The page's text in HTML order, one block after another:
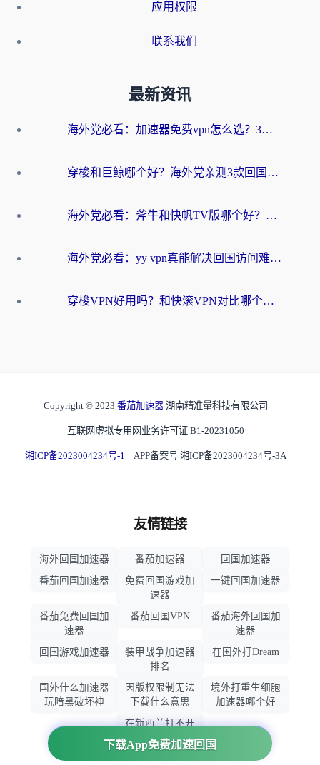
应用权限
联系我们
最新资讯
海外党必看：加速器免费vpn怎么选？3步教你无缝访问国内资源
穿梭和巨鲸哪个好？海外党亲测3款回国加速器，教你避开90%的坑
海外党必看：斧牛和快帆TV版哪个好？3分钟选对回国加速器，无缝刷B站、追热剧
海外党必看：yy vpn真能解决回国访问难题？附云极initap测评+免费方案对比
穿梭VPN好用吗？和快滚VPN对比哪个回国效果更好？海外党选回国加速器必看指南
下载App免费加速回国
Copyright © 2023 番茄加速器 湖南精准量科技有限公司
互联网虚拟专用网业务许可证 B1-20231050
湘ICP备2023004234号-1 APP备案号 湘ICP备2023004234号-3A
友情链接
海外回国加速器 番茄加速器
回国加速器
番茄回国加速器
免费回国游戏加
速器
一键回国加速器
番茄免费回国加
速器
番茄回国VPN
番茄海外回国加
速器
回国游戏加速器
装甲战争加速器
排名
在国外打Dream
国外什么加速器
玩暗黑破坏神
因版权限制无法
下载什么意思
境外打重生细胞
加速器哪个好
在新西兰打不开
大智慧怎么办